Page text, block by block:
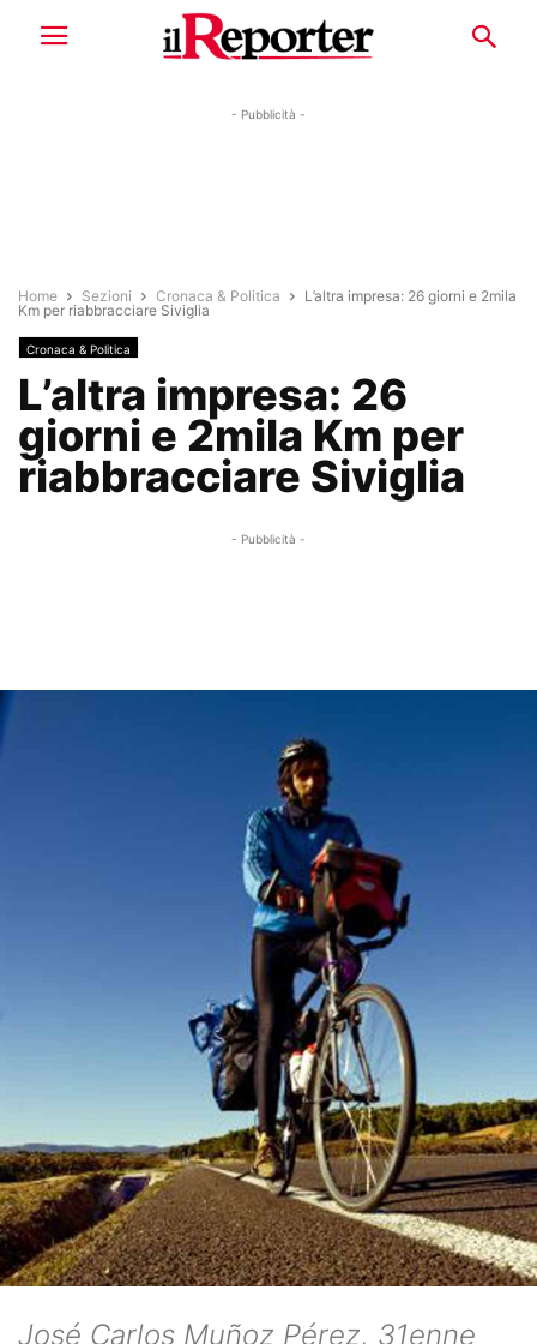
- Pubblicità -
Home Sezioni Cronaca & Politica
L’altra impresa: 26 giorni e 2mila
Km per riabbracciare Siviglia
Cronaca & Politica
L’altra impresa: 26
giorni e 2mila Km per
riabbracciare Siviglia
- Pubblicità -
José Carlos Muñoz Pérez, 31enne